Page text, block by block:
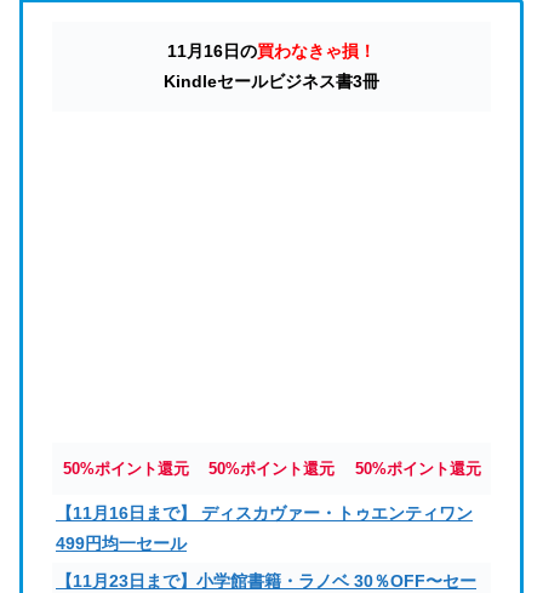
11月16日の買わなきゃ損！
Kindleセールビジネス書3冊
50%ポイント還元 50%ポイント還元 50%ポイント還元
【11月16日まで】 ディスカヴァー・トゥエンティワン
499円均一セール
【11月23日まで】小学館書籍・ラノベ 30％OFF〜セー